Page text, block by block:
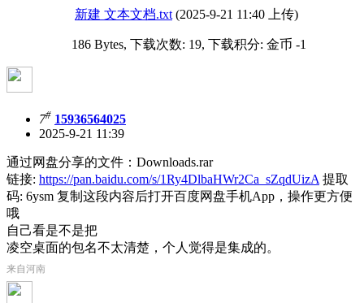
新建 文本文档.txt (2025-9-21 11:40 上传)
186 Bytes, 下载次数: 19, 下载积分: 金币 -1
7# 15936564025
2025-9-21 11:39
通过网盘分享的文件：Downloads.rar
链接: https://pan.baidu.com/s/1Ry4DlbaHWr2Ca_sZqdUizA 提取
码: 6ysm 复制这段内容后打开百度网盘手机App，操作更方便
哦
自己看是不是把
凌空桌面的包名不太清楚，个人觉得是集成的。
来自河南